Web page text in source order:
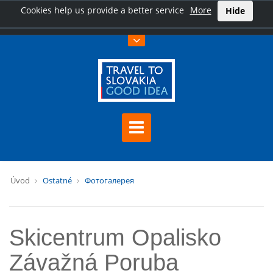
Cookies help us provide a better service More Hide
Úvod Ostatné Фотогалерея
Skicentrum Opalisko
Závažná Poruba